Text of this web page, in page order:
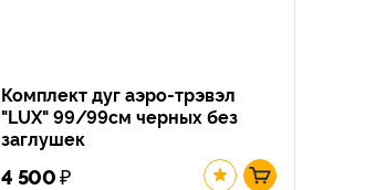
Комплект дуг аэро-трэвэл
"LUX" 99/99см черных без
заглушек
4 500₽